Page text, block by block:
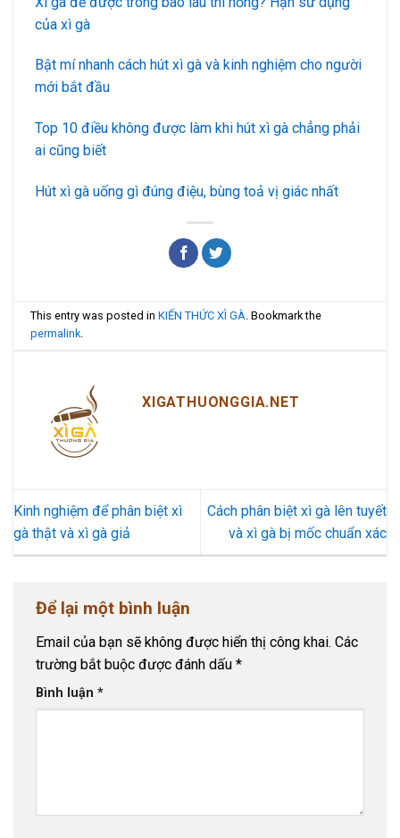
của xì gà
Bật mí nhanh cách hút xì gà và kinh nghiệm cho người
mới bắt đầu
Top 10 điều không được làm khi hút xì gà chẳng phải
ai cũng biết
Hút xì gà uống gì đúng điệu, bùng toả vị giác nhất
This entry was posted inKIẾN THỨC XÌ GÀ. Bookmark the
permalink.
XIGATHUONGGIA.NET
Kinh nghiệm để phân biệt xì
gà thật và xì gà giả
Cách phân biệt xì gà lên tuyết
và xì gà bị mốc chuẩn xác
Để lại một bình luận
Email của bạn sẽ không được hiển thị công khai. Các
trường bắt buộc được đánh dấu *
Bình luận *